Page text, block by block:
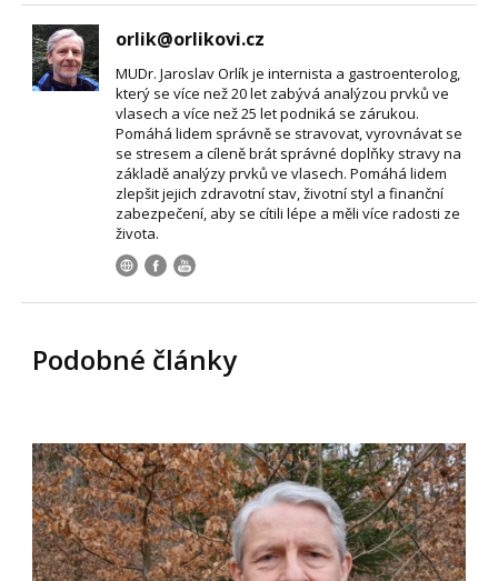
orlik@orlikovi.cz
MUDr. Jaroslav Orlík je internista a gastroenterolog,
který se více než 20 let zabývá analýzou prvků ve
vlasech a více než 25 let podniká se zárukou.
Pomáhá lidem správně se stravovat, vyrovnávat se
se stresem a cíleně brát správné doplňky stravy na
základě analýzy prvků ve vlasech. Pomáhá lidem
zlepšit jejich zdravotní stav, životní styl a finanční
zabezpečení, aby se cítili lépe a měli více radosti ze
života.
Podobné články